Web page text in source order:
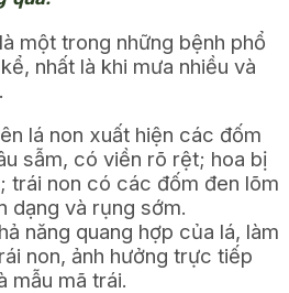
một trong những bệnh phổ
nhất là khi mưa nhiều và
lá non xuất hiện các đốm
sẫm, có viền rõ rệt; hoa bị
trái non có các đốm đen lõm
dạng và rụng sớm.
năng quang hợp của lá, làm
non, ảnh hưởng trực tiếp
mẫu mã trái.